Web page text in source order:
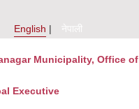
English
नेपाली
Municipality, Office of
Executive